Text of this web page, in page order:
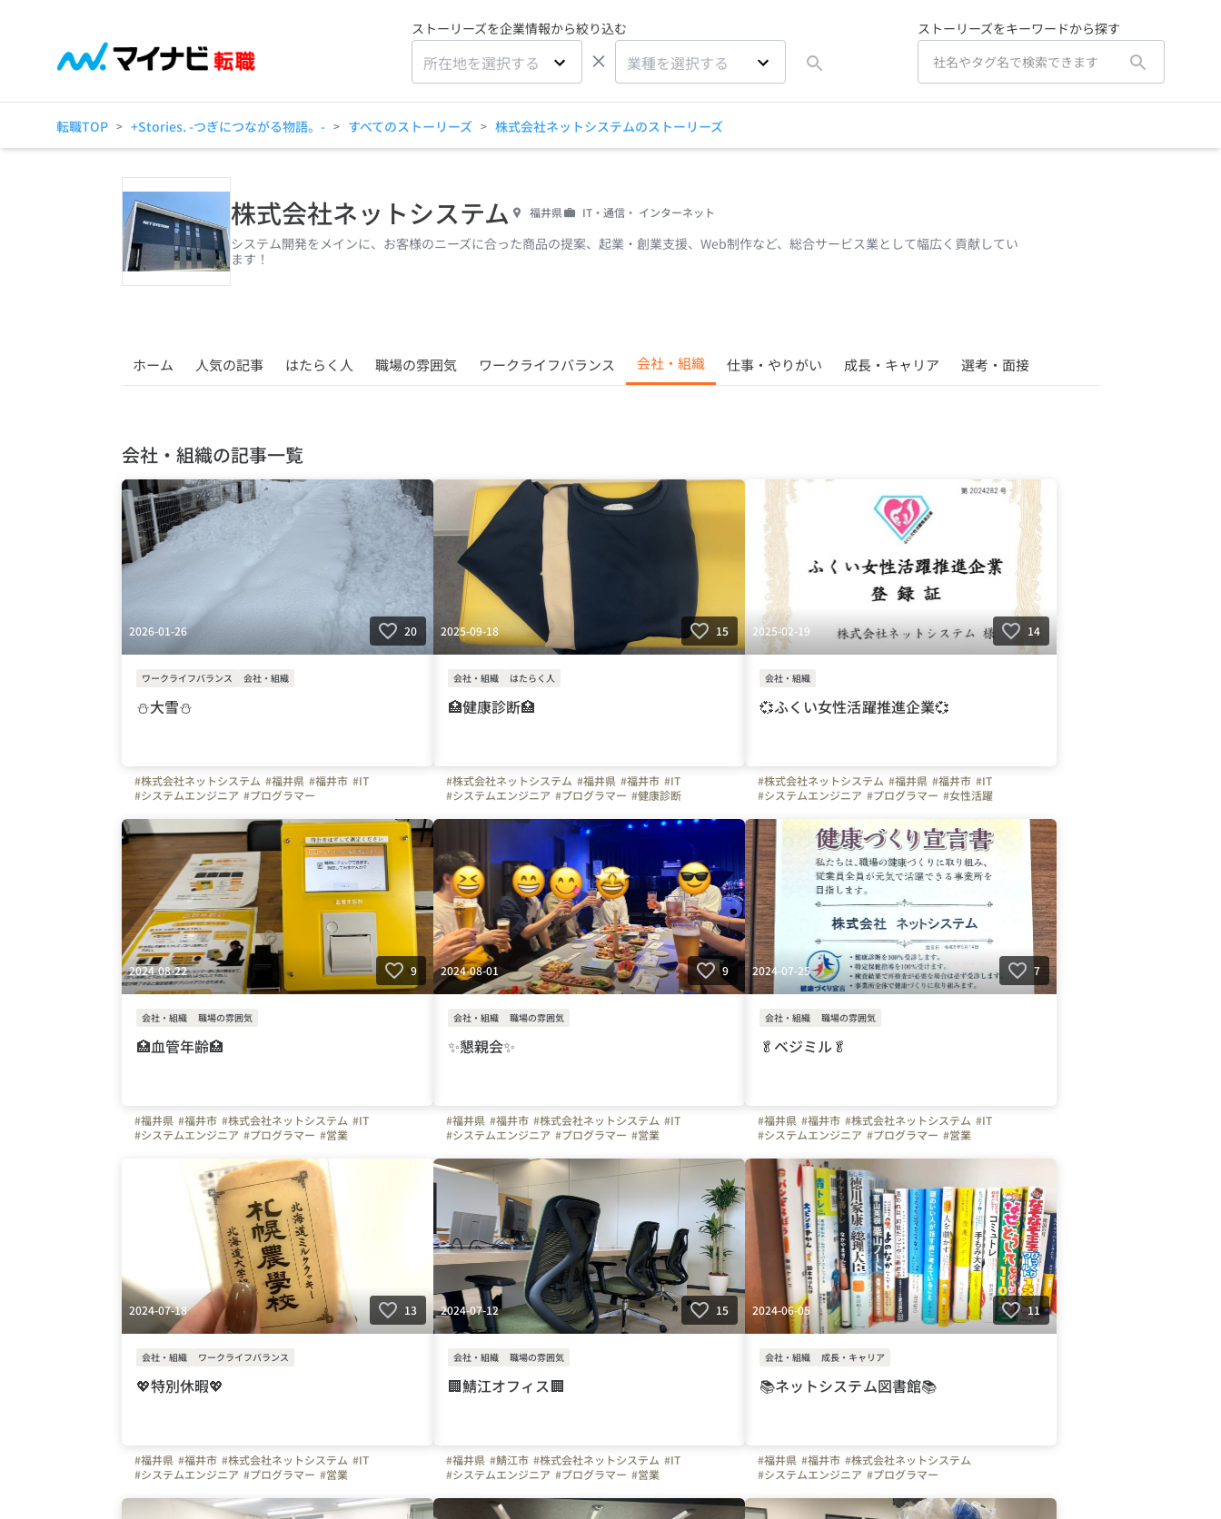
ストーリーズを企業情報から絞り込む
所在地を選択する × 業種を選択する
ストーリーズをキーワードから探す
転職TOP > +Stories. -つぎにつながる物語。- > すべてのストーリーズ > 株式会社ネットシステムのストーリーズ
株式会社ネットシステム 福井県 IT・通信・ インターネット
システム開発をメインに、お客様のニーズに合った商品の提案、起業・創業支援、Web制作など、総合サービス業として幅広く貢献してい
ます！
ホーム 人気の記事 はたらく人 職場の雰囲気 ワークライフバランス 会社・組織 仕事・やりがい 成長・キャリア 選考・面接
会社・組織の記事一覧
2026-01-26 20
ワークライフバランス 会社・組織
⛄大雪⛄
#株式会社ネットシステム #福井県 #福井市 #IT
#システムエンジニア #プログラマー
2025-09-18 15
会社・組織 はたらく人
🏥健康診断🏥
#株式会社ネットシステム #福井県 #福井市 #IT
#システムエンジニア #プログラマー #健康診断
2025-02-19 14
会社・組織
💞ふくい女性活躍推進企業💞
#株式会社ネットシステム #福井県 #福井市 #IT
#システムエンジニア #プログラマー #女性活躍
2024-08-22 9
会社・組織 職場の雰囲気
🏥血管年齢🏥
#福井県 #福井市 #株式会社ネットシステム #IT
#システムエンジニア #プログラマー #営業
2024-08-01 9
会社・組織 職場の雰囲気
✨懇親会✨
#福井県 #福井市 #株式会社ネットシステム #IT
#システムエンジニア #プログラマー #営業
2024-07-25 7
会社・組織 職場の雰囲気
🥬ベジミル🥬
#福井県 #福井市 #株式会社ネットシステム #IT
#システムエンジニア #プログラマー #営業
2024-07-18 13
会社・組織 ワークライフバランス
💖特別休暇💖
#福井県 #福井市 #株式会社ネットシステム #IT
#システムエンジニア #プログラマー #営業
2024-07-12 15
会社・組織 職場の雰囲気
🏢鯖江オフィス🏢
#福井県 #鯖江市 #株式会社ネットシステム #IT
#システムエンジニア #プログラマー #営業
2024-06-05 11
会社・組織 成長・キャリア
📚ネットシステム図書館📚
#福井県 #福井市 #株式会社ネットシステム
#システムエンジニア #プログラマー